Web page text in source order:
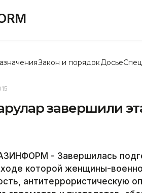
Закон и порядок Досье
завершили
- Завершилась
ходе которой женщины-
антитеррористическую